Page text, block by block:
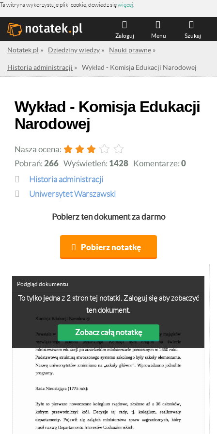
Ta witryna wykorzystuje pliki cookie, dowiedz sięwięcej
Szukaj
Menu
Zaloguj
Notatek.pl » Dziedziny wiedzy » Nauki prawne »
Historia administracji » Wykład - Komisja Edukacji Narodowej
Wykład - Komisja Edukacji
Narodowej
Nasza ocena:
Pobrań: 266 Wyświetleń: 1428 Komentarze: 0
Historia administracji
Uniwersytet Warszawski
Pobierz ten dokument za darmo
Pobierz notatkę
To tylko jedna z 2 stron tej notatki. Zaloguj się aby zobaczyć
ten dokument.
Zobacz całą notatkę
Podgląd dokumentu